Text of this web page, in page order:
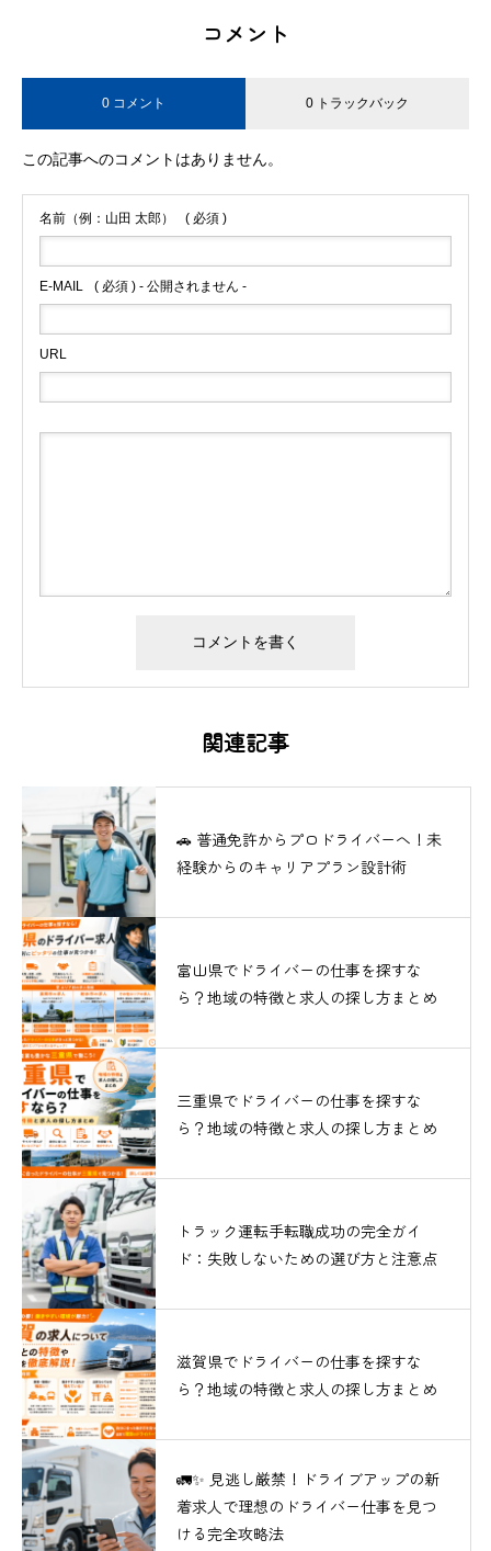
コメント
0 コメント 0 トラックバック
この記事へのコメントはありません。
名前（例：山田 太郎） ( 必須 )
E-MAIL ( 必須 ) - 公開されません -
URL
関連記事
🚗 普通免許からプロドライバーへ！未
経験からのキャリアプラン設計術
富山県でドライバーの仕事を探すな
ら？地域の特徴と求人の探し方まとめ
三重県でドライバーの仕事を探すな
ら？地域の特徴と求人の探し方まとめ
トラック運転手転職成功の完全ガイ
ド：失敗しないための選び方と注意点
滋賀県でドライバーの仕事を探すな
ら？地域の特徴と求人の探し方まとめ
🚛✨ 見逃し厳禁！ドライブアップの新
着求人で理想のドライバー仕事を見つ
ける完全攻略法